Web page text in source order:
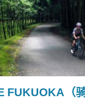
FUKUOKA（